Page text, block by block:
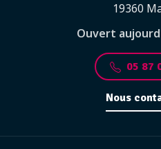
19360
Ouvert
05 87
Nous